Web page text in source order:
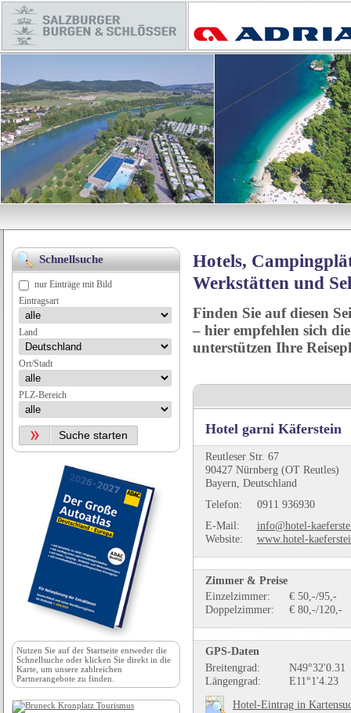
Hotels,
Werkstätten und
Finden Sie auf diesen
– hier empfehlen sich
unterstützen Ihre
Hotel garni Käferstein
Reutleser Str. 67
90427 Nürnberg (OT Reutles)
Bayern, Deutschland
Telefon:
0911 936930
E-Mail:
info@hotel-
Website:
www.hotel-
Zimmer & Preise
Einzelzimmer:
€ 50,-/95,-
Doppelzimmer:
€ 80,-/120,-
GPS-Daten
Breitengrad:
N49°32'0.31
Längengrad:
E11°1'4.23
Hotel-Eintrag in
Schnellsuche
nur Einträge mit Bild
Eintragsart
Land
Ort/Stadt
PLZ-Bereich
Nutzen Sie auf der Startseite entweder die
Schnellsuche oder klicken Sie direkt in die
Karte, um unsere zahlreichen
Partnerangebote zu finden.